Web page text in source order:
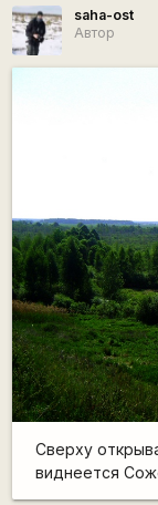
saha-ost
Автор
Сверху
виднеется